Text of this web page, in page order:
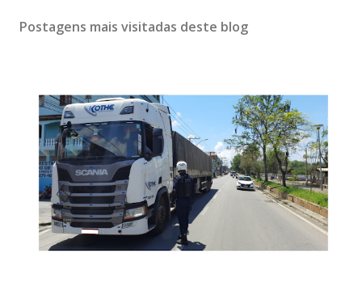
Postagens mais visitadas deste blog